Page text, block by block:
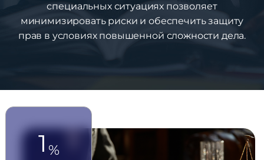
специальных ситуациях позволяет
минимизировать риски и обеспечить защиту
прав в условиях повышенной сложности дела.
1 %